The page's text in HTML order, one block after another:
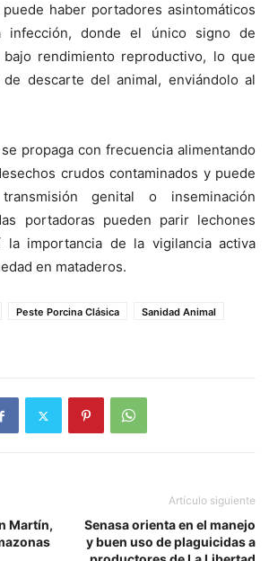
haber portadores asintomáticos
infección, donde el único signo de
rendimiento reproductivo, lo que
descarte del animal, enviándolo al
propaga con frecuencia alimentando
crudos contaminados y puede
genital o inseminación
portadoras pueden parir lechones
la importancia de la vigilancia activa
en mataderos.
Peste Porcina Clásica
Sanidad Animal
Martín,
Artículo siguiente
Senasa orienta en el manejo
y buen uso de plaguicidas a